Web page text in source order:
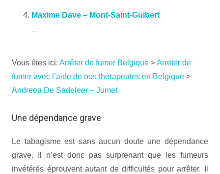
Maxime Dave – Mont-Saint-Guibert
...
Vous êtes ici: Arrêter de fumer Belgique >Arreter de
fumer avec l’aide de nos thérapeutes en Belgique >
Andreea De Sadeleer – Jumet
Une dépendance grave
Le tabagisme est sans aucun doute une dépendance
grave. Il n’est donc pas surprenant que les fumeurs
invétérés éprouvent autant de difficultés pour arrêter. Il